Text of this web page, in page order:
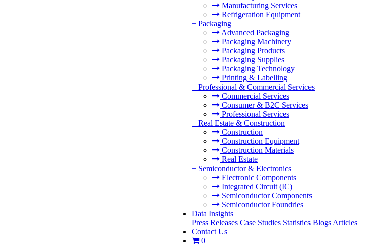
Manufacturing Services
Refrigeration Equipment
+ Packaging
Advanced Packaging
Packaging Machinery
Packaging Products
Packaging Supplies
Packaging Technology
Printing & Labelling
+ Professional & Commercial Services
Commercial Services
Consumer & B2C Services
Professional Services
+ Real Estate & Construction
Construction
Construction Equipment
Construction Materials
Real Estate
+ Semiconductor & Electronics
Electronic Components
Integrated Circuit (IC)
Semiconductor Components
Semiconductor Foundries
Data Insights
Press Releases Case Studies Statistics Blogs Articles
Contact Us
0